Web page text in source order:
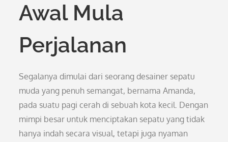
Awal Mula
Perjalanan
Segalanya dimulai dari seorang desainer sepatu
muda yang penuh semangat, bernama Amanda,
pada suatu pagi cerah di sebuah kota kecil. Dengan
mimpi besar untuk menciptakan sepatu yang tidak
hanya indah secara visual, tetapi juga nyaman